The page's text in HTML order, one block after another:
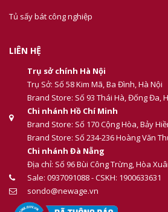
Tủ sấy bát công nghiệp
LIÊN HỆ
Trụ sở chính Hà Nội
Trụ Sở: Số 58 Kim Mã, Ba Đình, Hà Nội
Brand Store: Số 93 Thái Hà, Đống Đa,
Chi nhánh Hồ Chí Minh
Brand Store: Số 170 Cộng Hòa, Bảy
Brand Store: Số 234-236 Hoàng Văn
Chi nhánh Đà Nẵng
Địa chỉ: Số 96 Bùi Công Trừng, Hòa
Sale: 0937091088 - CSKH: 1900633631
sondo@newage.vn